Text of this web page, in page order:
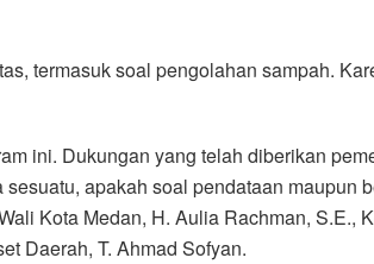
termasuk soal pengolahan sampah.
ini. Dukungan yang telah diberikan
apakah soal pendataan maupun
Kota Medan, H. Aulia Rachman, S.E.,
Daerah, T. Ahmad Sofyan.